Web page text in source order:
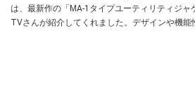
は、最新作の「MA-1タイプユーティリティジャ
TVさんが紹介してくれました。デザインや機能
います。商品が気になっている方はぜひチェッ